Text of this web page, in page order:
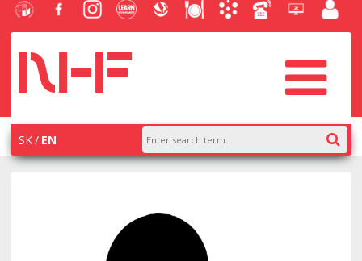
University
of
Economics
Bratislava
Facebook
NHF
Instagram
NHF
Learn
Economics
SlovakDiningAcademic
AiS2
PhoneHelpdesk
SK EN